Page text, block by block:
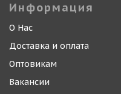
Информация
О Нас
Доставка и оплата
Оптовикам
Вакансии